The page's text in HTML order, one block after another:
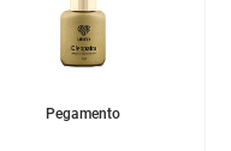
Pegamento